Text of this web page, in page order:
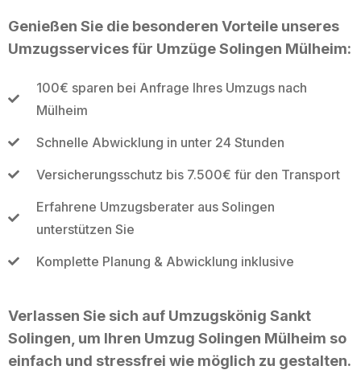
Genießen Sie die besonderen Vorteile unseres
Umzugsservices für Umzüge Solingen Mülheim:
100€ sparen bei Anfrage Ihres Umzugs nach
Mülheim
Schnelle Abwicklung in unter 24 Stunden
Versicherungsschutz bis 7.500€ für den Transport
Erfahrene Umzugsberater aus Solingen
unterstützen Sie
Komplette Planung & Abwicklung inklusive
Verlassen Sie sich auf Umzugskönig Sankt
Solingen, um Ihren Umzug Solingen Mülheim so
einfach und stressfrei wie möglich zu gestalten.